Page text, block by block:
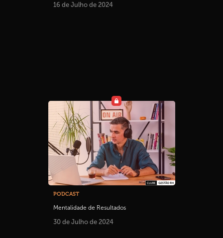
16 de Julho de 2024
PODCAST
Mentalidade de Resultados
30 de Julho de 2024